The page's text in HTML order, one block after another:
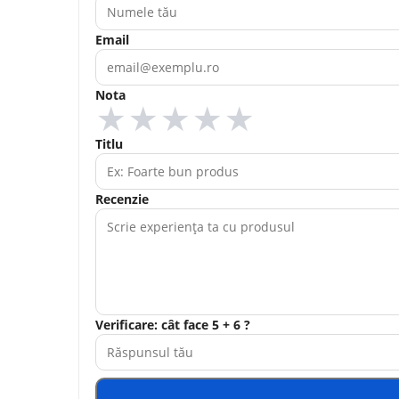
Email
Nota
★
★
★
★
★
Titlu
Recenzie
Verificare: cât face 5 + 6 ?